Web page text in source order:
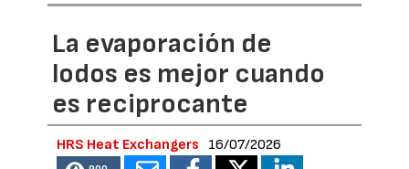
La evaporación de
lodos es mejor cuando
es reciprocante
HRS Heat Exchangers 16/07/2026